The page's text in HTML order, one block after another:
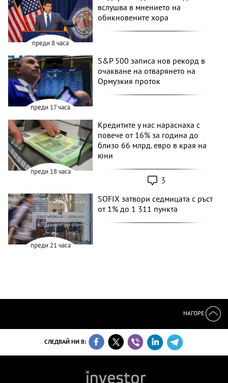
преди 8 часа
вслушва в мнението на
обикновените хора
преди 17 часа
S&P 500 записа нов рекорд в
очакване на отварянето на
Ормузкия проток
преди 18 часа
Кредитите у нас нараснаха с
повече от 16% за година до
близо 66 млрд. евро в края на
юни
3
преди 21 часа
SOFIX затвори седмицата с ръст
от 1% до 1 311 пункта
НАГОРЕ
СЛЕДВАЙ НИ В: